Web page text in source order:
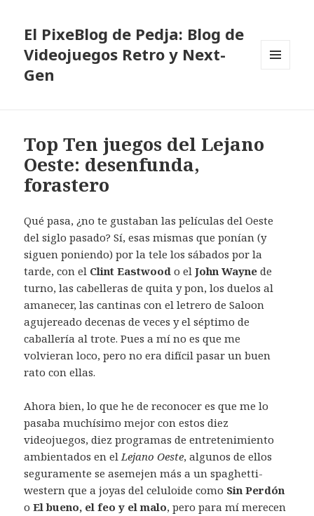
El PixeBlog de Pedja: Blog de
Videojuegos Retro y Next-
Gen
Top Ten juegos del Lejano
Oeste: desenfunda,
forastero
Qué pasa, ¿no te gustaban las películas del Oeste
del siglo pasado? Sí, esas mismas que ponían (y
siguen poniendo) por la tele los sábados por la
tarde, con el Clint Eastwood o elJohn Wayne de
turno, las cabelleras de quita y pon, los duelos al
amanecer, las cantinas con el letrero de Saloon
agujereado decenas de veces y el séptimo de
caballería al trote. Pues a mí no es que me
volvieran loco, pero no era difícil pasar un buen
rato con ellas.
Ahora bien, lo que he de reconocer es que me lo
pasaba muchísimo mejor con estos diez
videojuegos, diez programas de entretenimiento
ambientados en elLejano Oeste, algunos de ellos
seguramente se asemejen más a un spaghetti-
western que a joyas del celuloide como Sin Perdón
oEl bueno, el feo y el malo, pero para mí merecen